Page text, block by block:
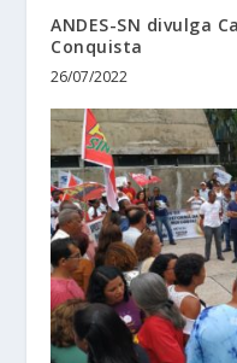
ANDES-SN divulga
Conquista
26/07/2022